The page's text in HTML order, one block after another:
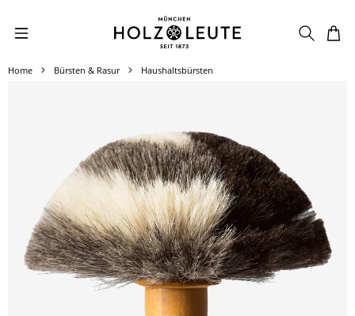
Zum Hauptinhalt springen
Home Bürsten & Rasur Haushaltsbürsten